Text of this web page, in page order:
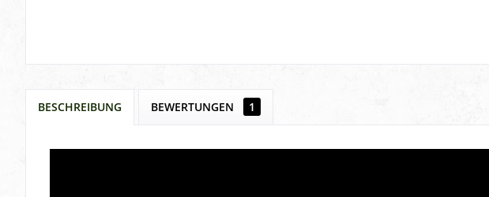
BESCHREIBUNG BEWERTUNGEN 1